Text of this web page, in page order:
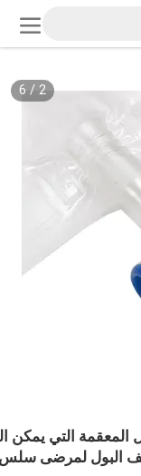
2
/
6
البول لمرضى سلس